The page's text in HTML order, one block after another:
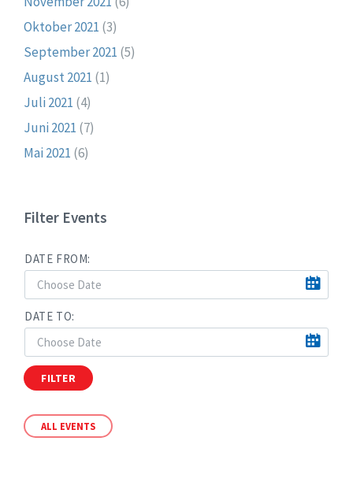
Oktober 2021 (3)
September 2021 (5)
August 2021 (1)
Juli 2021 (4)
Juni 2021 (7)
Mai 2021 (6)
Filter Events
DATE FROM:
DATE TO:
FILTER
ALL EVENTS